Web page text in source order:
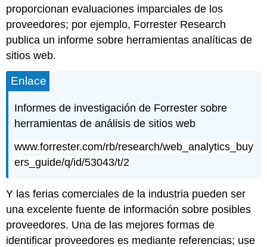
proporcionan evaluaciones imparciales de los
proveedores; por ejemplo, Forrester Research
publica un informe sobre herramientas analíticas de
sitios web.
Enlace
Informes de investigación de Forrester sobre
herramientas de análisis de sitios web
www.forrester.com/rb/research/web_analytics_buy
ers_guide/q/id/53043/t/2
Y las ferias comerciales de la industria pueden ser
una excelente fuente de información sobre posibles
proveedores. Una de las mejores formas de
identificar proveedores es mediante referencias; use